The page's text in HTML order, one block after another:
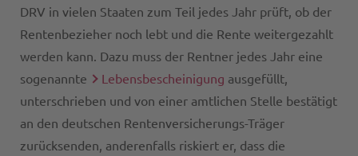
DRV in vielen Staaten zum Teil jedes Jahr prüft, ob der
Rentenbezieher noch lebt und die Rente weitergezahlt
werden kann. Dazu muss der Rentner jedes Jahr eine
sogenannte
Lebensbescheinigung ausgefüllt,
unterschrieben und von einer amtlichen Stelle bestätigt
an den deutschen Rentenversicherungs-Träger
zurücksenden, anderenfalls riskiert er, dass die